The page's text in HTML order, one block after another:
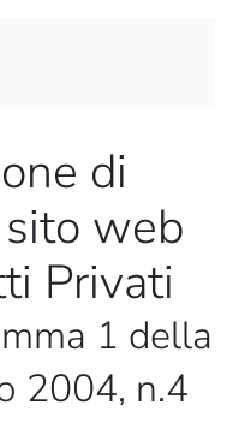
di
web
Privati
1 della
2004, n.4